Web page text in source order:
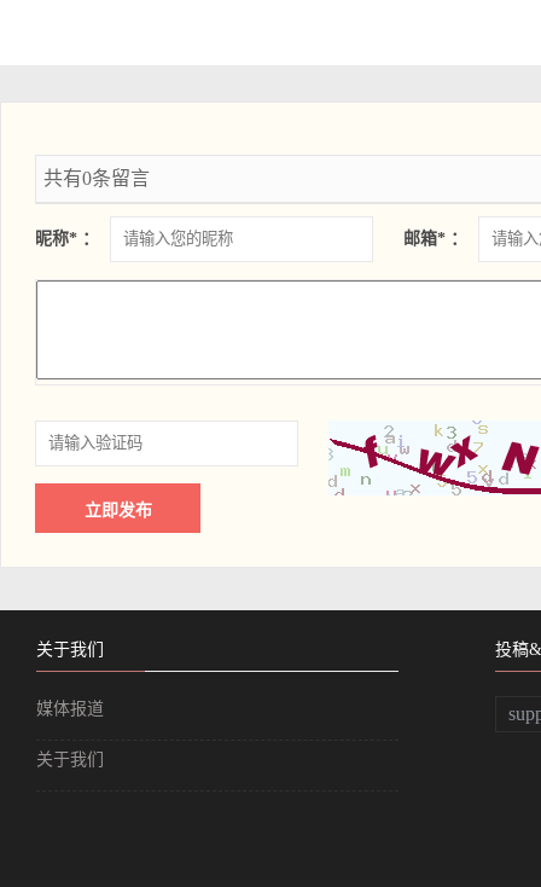
共有0条留言
昵称* ： 邮箱* ：
关于我们
媒体报道
关于我们
投稿